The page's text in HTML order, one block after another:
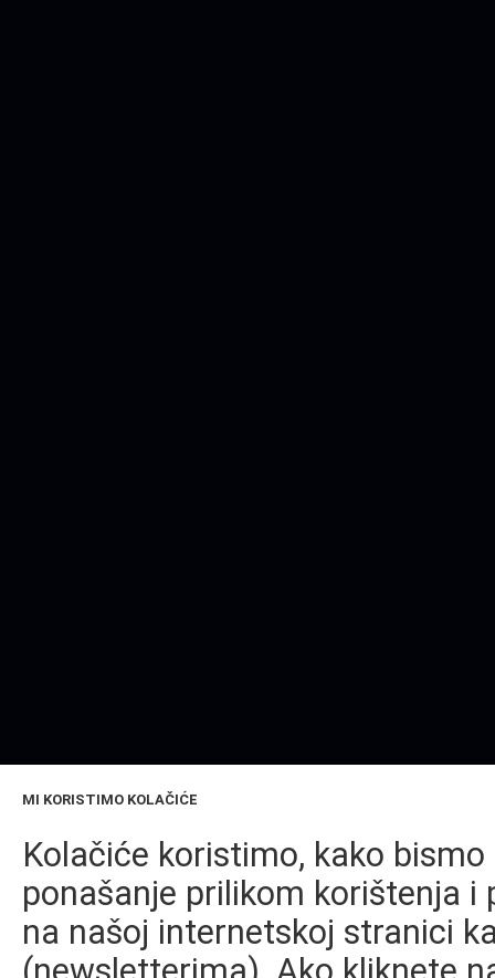
MI KORISTIMO KOLAČIĆE
Kolačiće koristimo, kako
ponašanje prilikom korištenja
na našoj internetskoj stranici